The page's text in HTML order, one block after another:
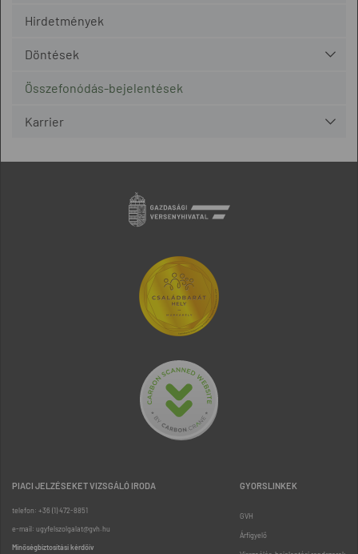
Hirdetmények
Döntések
Összefonódás-bejelentések
Karrier
PIACI JELZÉSEKET VIZSGÁLÓ IRODA
telefon: +36 (1) 472-8851
e-mail: ugyfelszolgalat@gvh.hu
Minőségbiztosítási kérdőív
GYORSLINKEK
GVH
Árfigyelő